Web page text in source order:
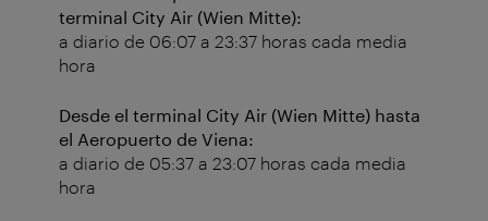
terminal City Air (Wien Mitte):
a diario de 06:07 a 23:37 horas cada media
hora
Desde el terminal City Air (Wien Mitte) hasta
el Aeropuerto de Viena:
a diario de 05:37 a 23:07 horas cada media
hora